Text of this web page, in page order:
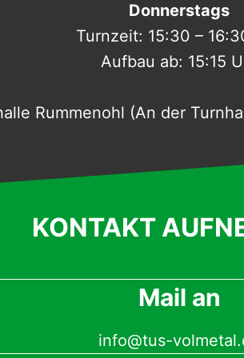
Donnerstags
Turnzeit: 15:30 –
Aufbau ab: 15:15
Rummenohl (An der
KONTAKT
Mail an
info@tus-